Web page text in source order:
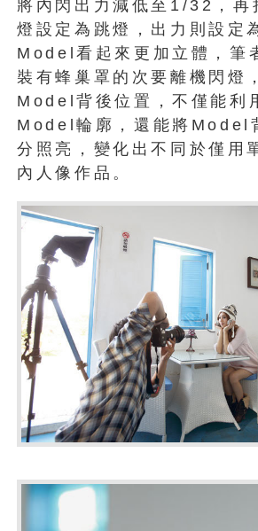
將內閃出力減低至1/32，再
燈設定為跳燈，出力則設定
Model看起來更加立體，筆
裝有蜂巢罩的次要離機閃燈
Model背後位置，不僅能利
Model輪廓，還能將Model
分照亮，變化出不同於僅用
內人像作品。